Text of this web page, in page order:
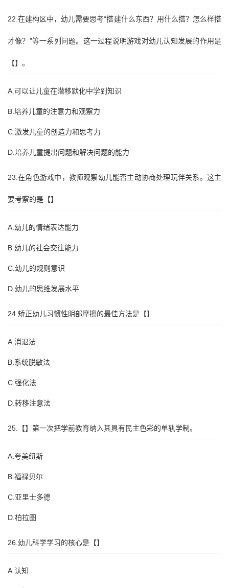
22.在建构区中，幼儿需要思考“搭建什么东西？用什么搭？怎么样搭
才像？”等一系列问题。这一过程说明游戏对幼儿认知发展的作用是
【】。
A.可以让儿童在潜移默化中学到知识
B.培养儿童的注意力和观察力
C.激发儿童的创造力和思考力
D.培养儿童提出问题和解决问题的能力
23.在角色游戏中，教师观察幼儿能否主动协商处理玩伴关系。这主
要考察的是【】
A.幼儿的情绪表达能力
B.幼儿的社会交往能力
C.幼儿的规则意识
D.幼儿的思维发展水平
24.矫正幼儿习惯性阴部摩擦的最佳方法是【】
A.消退法
B.系统脱敏法
C.强化法
D.转移注意法
25.【】第一次把学前教育纳入其具有民主色彩的单轨学制。
A.夸美纽斯
B.福禄贝尔
C.亚里士多德
D.柏拉图
26.幼儿科学学习的核心是【】
A.认知